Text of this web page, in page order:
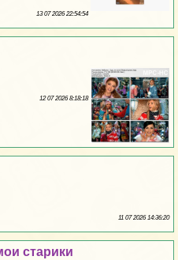
13 07 2026 22:54:54
12 07 2026 8:18:18
11 07 2026 14:36:20
старики